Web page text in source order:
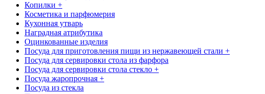
Копилки +
Косметика и парфюмерия
Кухонная утварь
Наградная атрибутика
Оцинкованные изделия
Посуда для приготовления пищи из нержавеющей стали +
Посуда для сервировки стола из фарфора
Посуда для сервировки стола стекло +
Посуда жаропрочная +
Посуда из стекла